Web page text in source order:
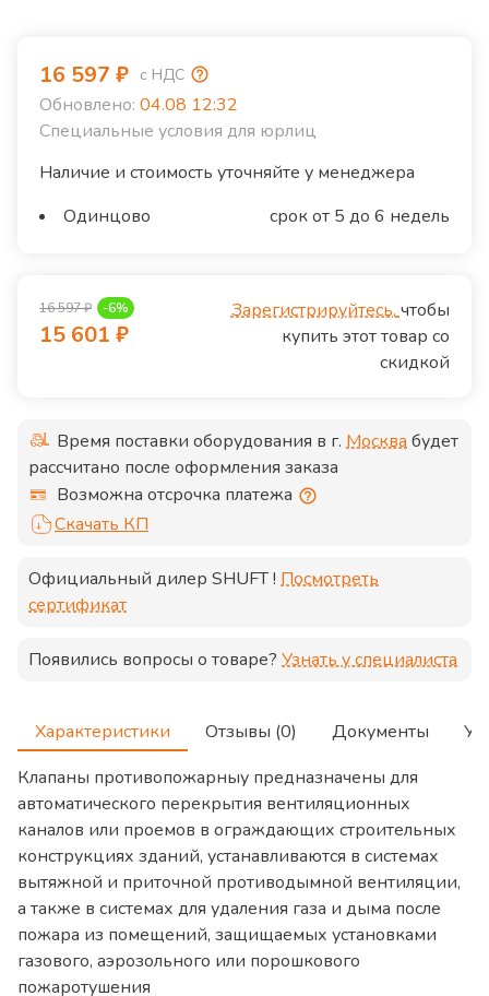
16 597 ₽ с НДС
Обновлено: 04.08 12:32
Специальные условия для юрлиц
Наличие и стоимость уточняйте у менеджера
Одинцово
срок от 5 до 6 недель
16 597₽ -6%
15 601 ₽
Зарегистрируйтесь,чтобы
купить этот товар со
скидкой
Время поставки оборудования в г. Москвабудет
рассчитано после оформления заказа
Возможна отсрочка платежа
Скачать КП
Официальный дилер SHUFT! Посмотреть
сертификат
Появились вопросы о товаре? Узнать у специалиста
Характеристики Отзывы (0) Документы
Клапаны противопожарныу предназначены для
автоматического перекрытия вентиляционных
каналов или проемов в ограждающих строительных
конструкциях зданий, устанавливаются в системах
вытяжной и приточной противодымной вентиляции,
а также в системах для удаления газа и дыма после
пожара из помещений, защищаемых установками
газового, аэрозольного или порошкового
пожаротушения